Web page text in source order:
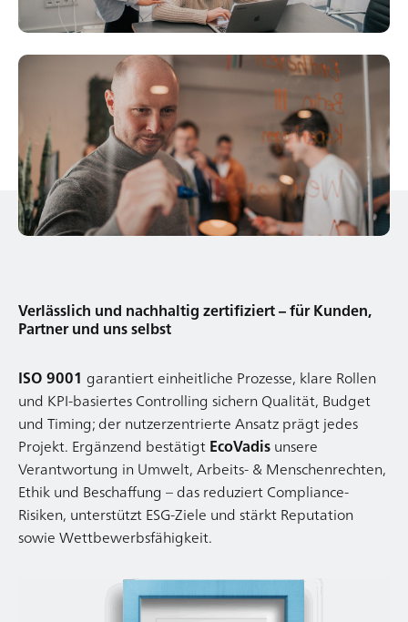
Verlässlich und nachhaltig zertifiziert – für Kunden,
Partner und uns selbst
ISO 9001 garantiert einheitliche Prozesse, klare Rollen
und KPI-basiertes Controlling sichern Qualität, Budget
und Timing; der nutzerzentrierte Ansatz prägt jedes
Projekt. Ergänzend bestätigtEcoVadisunsere
Verantwortung in Umwelt, Arbeits- & Menschenrechten,
Ethik und Beschaffung – das reduziert Compliance-
Risiken, unterstützt ESG-Ziele und stärkt Reputation
sowie Wettbewerbsfähigkeit.